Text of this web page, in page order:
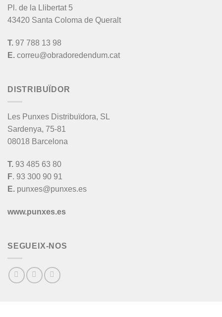
Pl. de la Llibertat 5
43420 Santa Coloma de Queralt
T. 97 788 13 98
E. correu@obradoredendum.cat
DISTRIBUÏDOR
Les Punxes Distribuïdora, SL
Sardenya, 75-81
08018 Barcelona
T. 93 485 63 80
F. 93 300 90 91
E. punxes@punxes.es
www.punxes.es
SEGUEIX-NOS